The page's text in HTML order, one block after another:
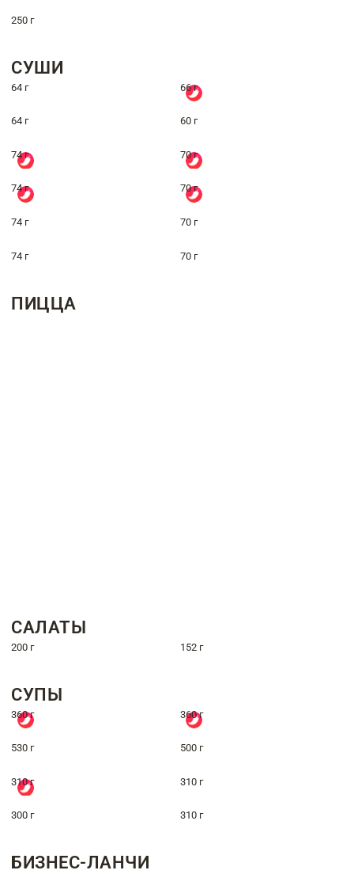
250 г
СУШИ
64 г 66 г
64 г 60 г
74 г 70 г
74 г 70 г
74 г 70 г
74 г 70 г
ПИЦЦА
САЛАТЫ
200 г 152 г
СУПЫ
360 г 360 г
530 г 500 г
310 г 310 г
300 г 310 г
БИЗНЕС-ЛАНЧИ